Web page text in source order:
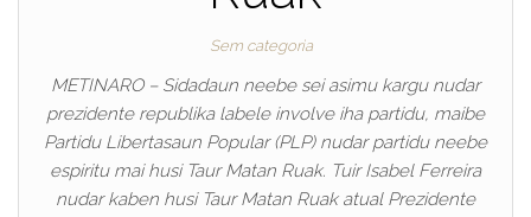
Sem categoria
METINARO – Sidadaun neebe sei asimu kargu nudar
prezidente republika labele involve iha partidu, maibe
Partidu Libertasaun Popular (PLP) nudar partidu neebe
espiritu mai husi Taur Matan Ruak. Tuir Isabel Ferreira
nudar kaben husi Taur Matan Ruak atual Prezidente